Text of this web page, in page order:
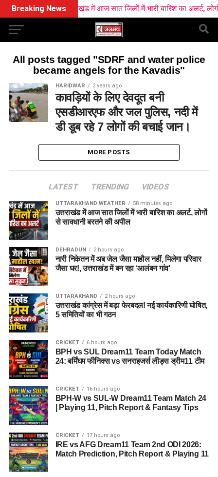
Breaking Newsउत्तराखंड में आज सात जिलों में भारी बारिश का अलर्ट, लोगों
All posts tagged "SDRF and water police
became angels for the Kavadis"
HARIDWAR 2 years ago
कावड़ियों के लिए देवदूत बनी
एसडीआरएफ और जल पुलिस, नदी में
डी डूब रहे 7 लोगों की बचाई जान।
MORE POSTS
LATEST TRENDING VIDEOS
UTTARAKHAND WEATHER 58 minutes ago
उत्तराखंड में आज सात जिलों में भारी बारिश का अलर्ट, लोगों
से सावधानी बरतने की अपील
DEHRADUN 2 hours ago
नारी निकेतन में अब जेल जैसा माहौल नहीं, मिलेगा परिवार
जैसा घर!, उत्तराखंड में बन रहा ‘आलंबन गांव’
UTTARAKHAND 2 hours ago
उत्तराखंड कांग्रेस में बड़ा फेरबदल! नई कार्यकारिणी घोषित,
5 समितियों का भी गठन
CRICKET 6 hours ago
BPH vs SUL Dream11 Team Today Match
24: बर्मिंघम फीनिक्स vs सनराइजर्स लीड्स ड्रीम11 टीम
CRICKET 16 hours ago
BPH-W vs SUL-W Dream11 Team Match 24
| Playing 11, Pitch Report & Fantasy Tips
CRICKET 17 hours ago
IRE vs AFG Dream11 Team 2nd ODI 2026:
Match Prediction, Pitch Report & Playing 11